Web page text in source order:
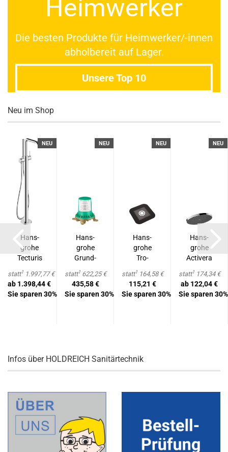
Heimwerker
Die besten Produkte für Heimwerker/-innen
abholbereit auf Lager.
Unsere Top 10
Neu im Shop
NEU
Hans­
gro­he
Tec­tu­ris
Einhebel-​​
Wan­nen­
mi­
statt1 1.997,77 €
ab 1.398,44 €
Sie sparen 30%
NEU
Hans­
gro­he
Grund­
für Ar­
ma­tu­
ren bo­
statt1 622,25 €
435,58 €
Sie sparen 30%
NEU
Hans­
gro­he
Tro­
man­
schet­te
für
statt1 164,58 €
115,21 €
Sie sparen 30%
NEU
Hans­
gro­he
Ac­ti­ve­ra
brau­se
1jet Ec­
oS­
statt1 174,34 €
ab 122,04 €
Sie sparen 30%
Infos über HOLDREICH Sanitärtechnik